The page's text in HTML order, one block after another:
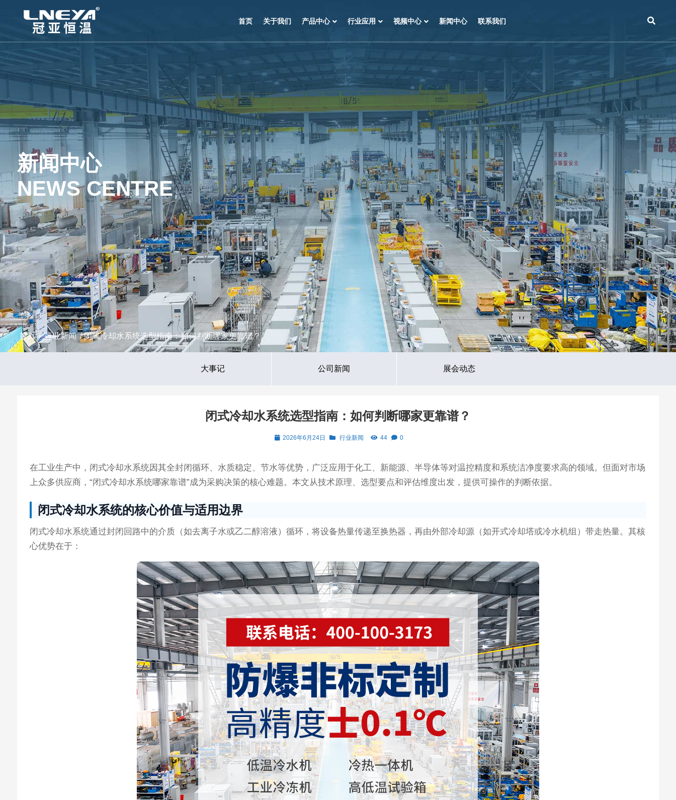
首页 关于我们 产品中心 行业应用 视频中心 新闻中心 联系我们
新闻中心
NEWS CENTRE
首页/行业新闻/ 闭式冷却水系统选型指南：如何判断哪家更靠谱？
大事记 公司新闻 展会动态
闭式冷却水系统选型指南：如何判断哪家更靠谱？
2026年6月24日 行业新闻 44 0
在工业生产中，闭式冷却水系统因其全封闭循环、水质稳定、节水等优势，广泛应用于化工、新能源、半导体等对温控精度和系统洁净度要求高的领域。但面对市场
上众多供应商，“闭式冷却水系统哪家靠谱”成为采购决策的核心难题。本文从技术原理、选型要点和评估维度出发，提供可操作的判断依据。
闭式冷却水系统的核心价值与适用边界
闭式冷却水系统通过封闭回路中的介质（如去离子水或乙二醇溶液）循环，将设备热量传递至换热器，再由外部冷却源（如开式冷却塔或冷水机组）带走热量。其核
心优势在于：